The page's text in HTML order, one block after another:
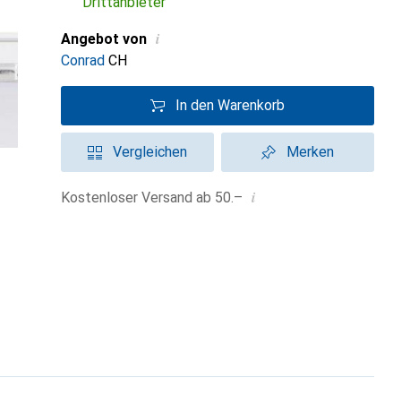
Angebot von i
Conrad CH
In den Warenkorb
Vergleichen Merken
Kostenloser Versand ab 50.– i